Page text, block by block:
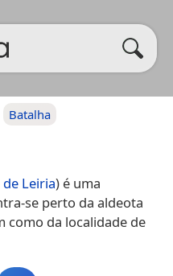
Batalha
Leiria) é uma
se perto da aldeota
como da localidade de